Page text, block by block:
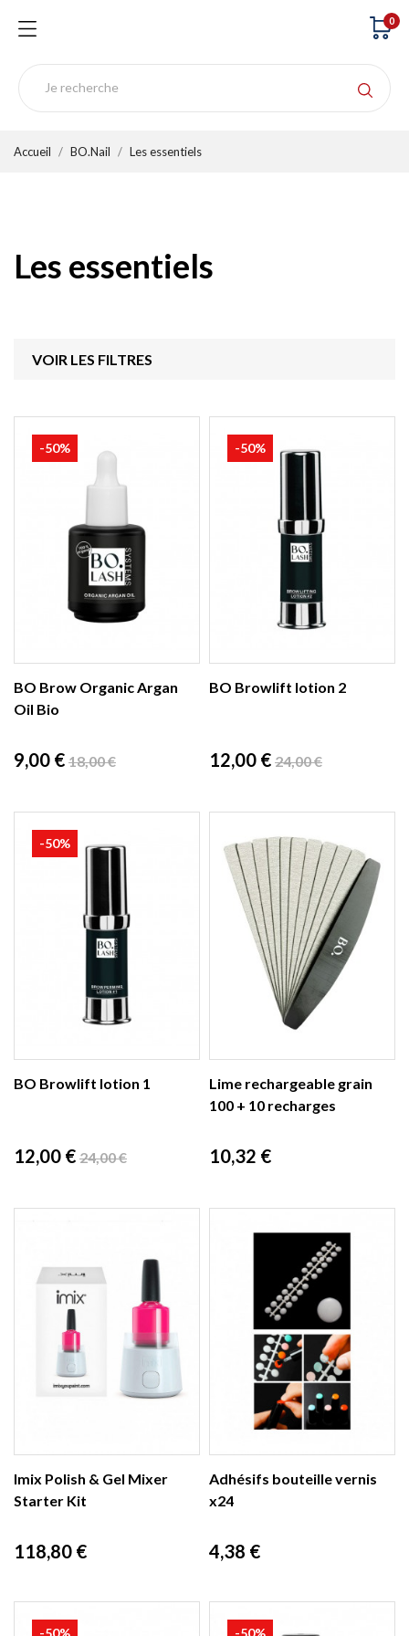
0
Accueil BO.Nail Les essentiels
Les essentiels
VOIR LES FILTRES
BO Brow Organic Argan
Oil Bio
Prix
9,00 €Prix
18,00 €
-50%
BO Browlift lotion 2
Prix
12,00 €Prix
24,00 €
-50%
BO Browlift lotion 1
Prix
12,00 €Prix
24,00 €
-50%
Lime rechargeable grain
100 + 10 recharges
Prix
10,32 €
Imix Polish & Gel Mixer
Starter Kit
Prix
118,80 €
Adhésifs bouteille vernis
x24
Prix
4,38 €
-50% -50%